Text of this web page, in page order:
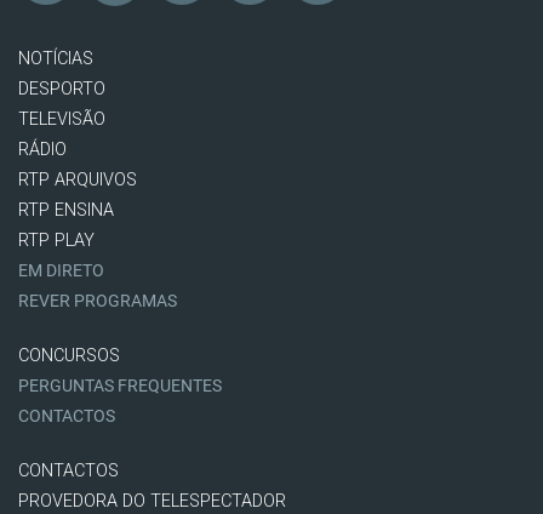
NOTÍCIAS
DESPORTO
TELEVISÃO
RÁDIO
RTP ARQUIVOS
RTP ENSINA
RTP PLAY
EM DIRETO
REVER PROGRAMAS
CONCURSOS
PERGUNTAS FREQUENTES
CONTACTOS
CONTACTOS
PROVEDORA DO TELESPECTADOR